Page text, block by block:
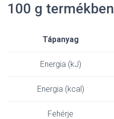
100 g termékben
Tápanyag
Energia (kJ)
Energia (kcal)
Fehérje